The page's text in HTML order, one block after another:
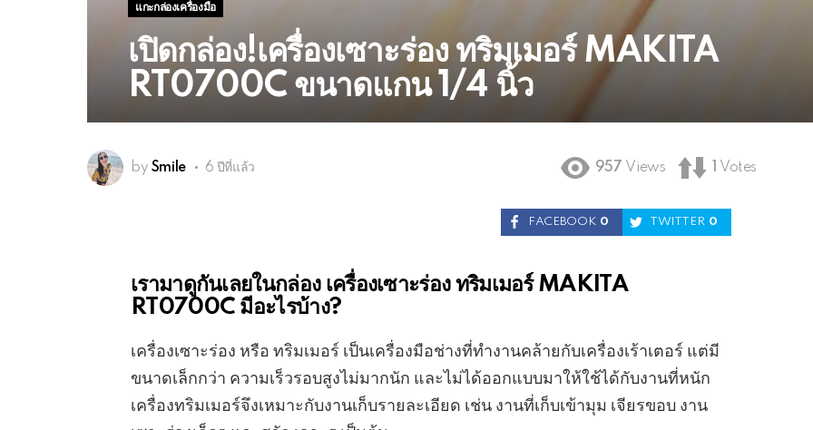
แกะกล่องเครื่องมือ
เปิดกล่อง!เครื่องเซาะร่อง ทริมเมอร์ MAKITA
RT0700C ขนาดแกน 1/4 นิ้ว
by Smile 6 ปีที่แล้ว 957 Views Votes
FACEBOOK 0 TWITTER 0
เรามาดูกันเลยในกล่อง เครื่องเซาะร่อง ทริมเมอร์ MAKITA
RT0700C มีอะไรบ้าง?
เครื่องเซาะร่อง หรือ ทริมเมอร์ เป็นเครื่องมือช่างที่ทำงานคล้ายกับเครื่องเร้าเตอร์ แต่มี
ขนาดเล็กกว่า ความเร็วรอบสูงไม่มากนัก และไม่ได้ออกแบบมาให้ใช้ได้กับงานที่หนัก
เครื่องทริมเมอร์จึงเหมาะกับงานเก็บรายละเอียด เช่น งานที่เก็บเข้ามุม เจียรขอบ งาน